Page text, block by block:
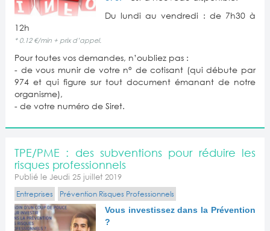
Du lundi au vendredi : de 7h30 à
12h
* 0.12 €/min + prix d’appel.
Pour toutes vos demandes, n’oubliez pas :
- de vous munir de votre n° de cotisant (qui débute par
974 et qui figure sur tout document émanant de notre
organisme),
- de votre numéro de Siret.
TPE/PME : des subventions pour réduire les
risques professionnels
Publié le Jeudi 25 juillet 2019
Entreprises
Prévention Risques Professionnels
Vous investissez dans la Prévention
?